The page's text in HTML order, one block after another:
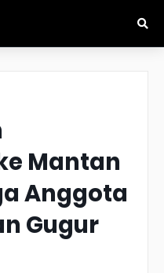
Mantan
Anggota
Gugur